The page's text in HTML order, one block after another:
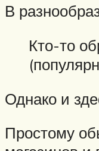
В
Кто-то
Однако и
Простому